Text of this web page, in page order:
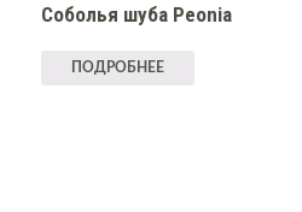
Соболья шуба Peonia
ПОДРОБНЕЕ